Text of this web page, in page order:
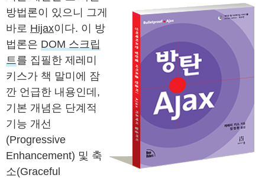
방법론이 있으니 그게
바로 Hijax이다. 이 방
법론은 DOM 스크립
트를 집필한 제레미
키스가 책 말미에 잠
깐 언급한 내용인데,
기본 개념은 단계적
기능 개선
(Progressive
Enhancement) 및 축
소(Graceful